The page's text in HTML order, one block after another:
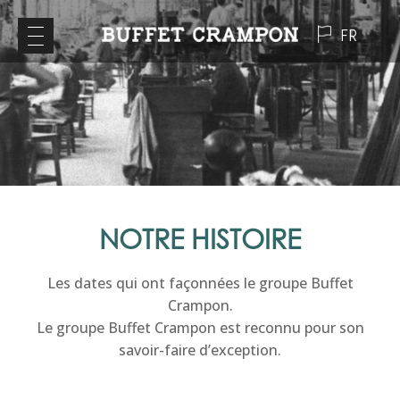
FR
NOTRE HISTOIRE
Les dates qui ont façonnées le groupe Buffet
Crampon.
Le groupe Buffet Crampon est reconnu pour son
savoir-faire d’exception.